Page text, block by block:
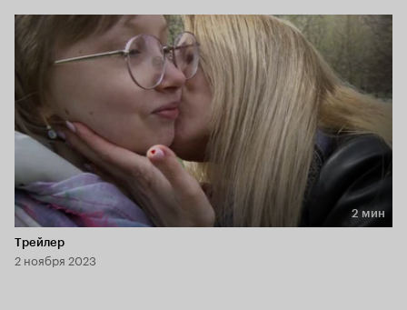
Длительность 2 мин
2 мин
Трейлер
2 ноября 2023